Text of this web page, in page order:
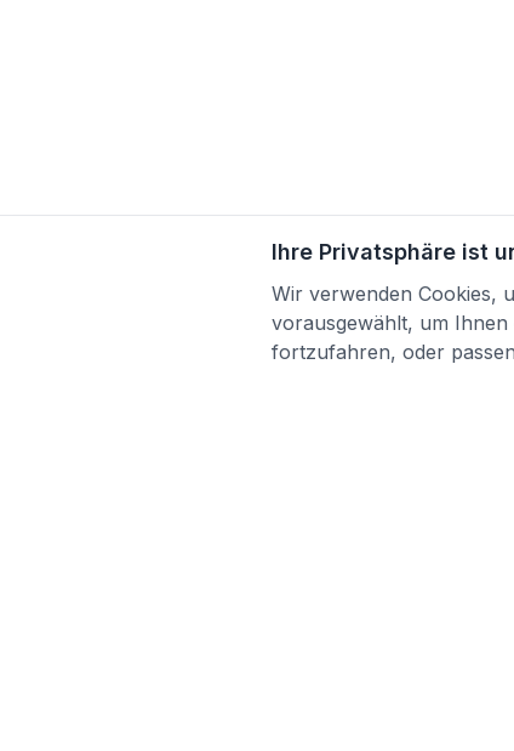
Ihre Privatsphäre ist
Wir verwenden Cookies,
vorausgewählt, um
fortzufahren, oder